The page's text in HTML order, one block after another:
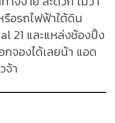
รือรถไฟฟ้าใต้ดิน
21 และแหล่งช้องปิ้ง
จองได้เลยน้า แอด
จ้า